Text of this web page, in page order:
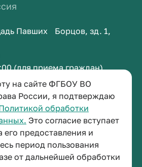
на сайте ФГБОУ ВО
России, я подтверждаю
обработки
Это согласие вступает
его предоставления и
период пользования
от дальнейшей обработки
Павших Борцов, зд. 1,
(для приема граждан)
Павших Борцов, зд. 1,
(перерыв с 12.30 до 13.00)